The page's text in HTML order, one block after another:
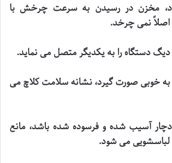
مخزن در رسیدن به سرعت چرخش با
نمی چرخد.
دستگاه را به یکدیگر متصل می نماید.
به خوبی صورت گیرد، نشانه سلامت کلاچ می
آسیب شده و فرسوده شده باشد، مانع
می شود.